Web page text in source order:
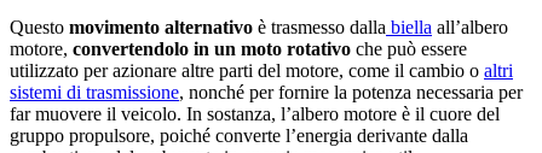
Questo movimento alternativo è trasmesso dalla biella all’albero
motore, convertendolo in un moto rotativo che può essere
utilizzato per azionare altre parti del motore, come il cambio o altri
sistemi di trasmissione, nonché per fornire la potenza necessaria per
far muovere il veicolo. In sostanza, l’albero motore è il cuore del
gruppo propulsore, poiché converte l’energia derivante dalla